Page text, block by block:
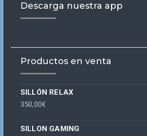
Descarga nuestra app
Productos en venta
SILLÓN RELAX
350,00€
SILLON GAMING